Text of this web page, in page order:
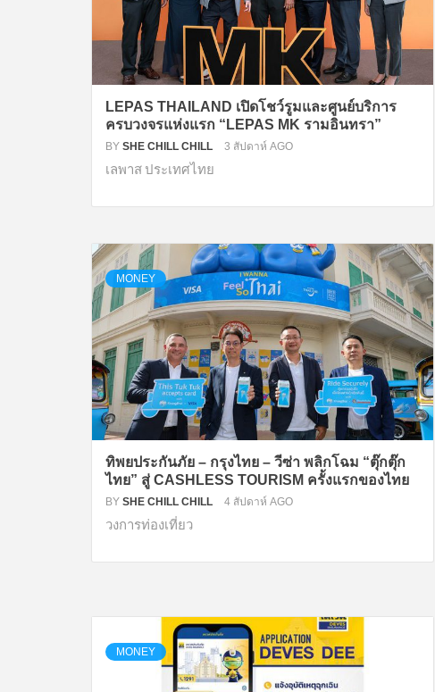
LEPAS THAILAND เปิดโชว์รูมและศูนย์บริการ
ครบวงจรแห่งแรก “LEPAS MK รามอินทรา”
BY SHE CHILL CHILL 3 สัปดาห์ AGO
เลพาส ประเทศไทย
MONEY
ทิพยประกันภัย – กรุงไทย – วีซ่า พลิกโฉม “ตุ๊กตุ๊ก
ไทย” สู่ CASHLESS TOURISM ครั้งแรกของไทย
BY SHE CHILL CHILL 4 สัปดาห์ AGO
วงการท่องเที่ยว
MONEY